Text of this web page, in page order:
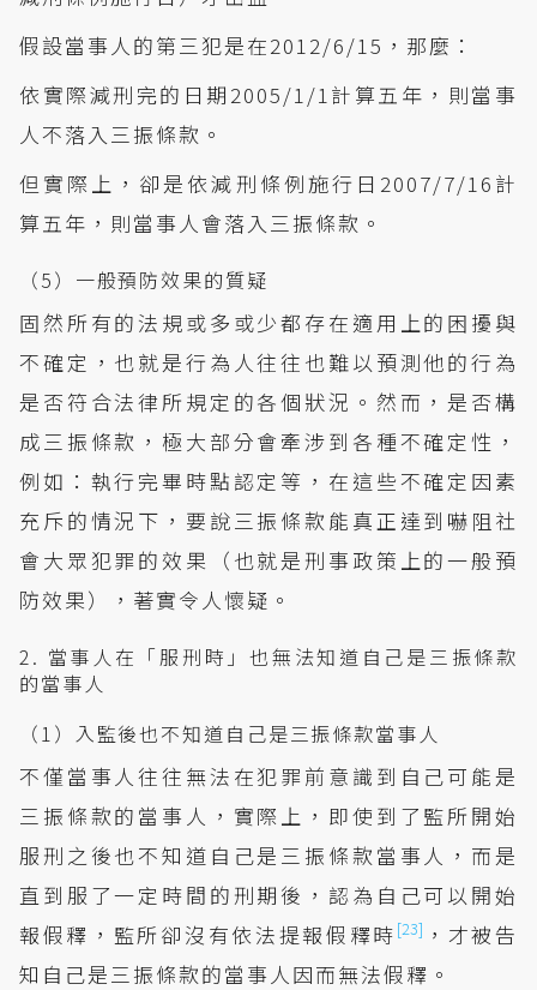
假設當事人的第三犯是在2012/6/15，那麼：
依實際減刑完的日期2005/1/1計算五年，則當事
人不落入三振條款。
但實際上，卻是依減刑條例施行日2007/7/16計
算五年，則當事人會落入三振條款。
（5）一般預防效果的質疑
固然所有的法規或多或少都存在適用上的困擾與
不確定，也就是行為人往往也難以預測他的行為
是否符合法律所規定的各個狀況。然而，是否構
成三振條款，極大部分會牽涉到各種不確定性，
例如：執行完畢時點認定等，在這些不確定因素
充斥的情況下，要說三振條款能真正達到嚇阻社
會大眾犯罪的效果（也就是刑事政策上的一般預
防效果），著實令人懷疑。
2. 當事人在「服刑時」也無法知道自己是三振條款
的當事人
（1）入監後也不知道自己是三振條款當事人
不僅當事人往往無法在犯罪前意識到自己可能是
三振條款的當事人，實際上，即使到了監所開始
服刑之後也不知道自己是三振條款當事人，而是
直到服了一定時間的刑期後，認為自己可以開始
報假釋，監所卻沒有依法提報假釋時 [23] ，才被告
知自己是三振條款的當事人因而無法假釋。